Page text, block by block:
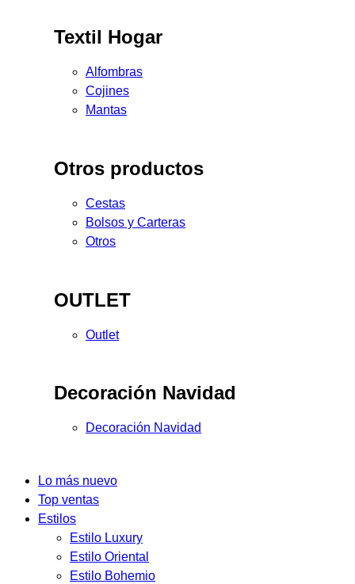
Textil Hogar
Alfombras
Cojines
Mantas
Otros productos
Cestas
Bolsos y Carteras
Otros
OUTLET
Outlet
Decoración Navidad
Decoración Navidad
Lo más nuevo
Top ventas
Estilos
Estilo Luxury
Estilo Oriental
Estilo Bohemio